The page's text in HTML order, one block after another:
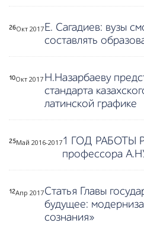
08.12.2017
В XXVIII
турнире по
боксу
студенты
ПГПИ
заняли
места
08.12.2017
Дорогу
идеям! В
ПГПИ
прошел
Demo Day
08.12.2017
С 4 по 8
для
студентов и
преподавателей
ПГПИ
проводят
отечественные
эксперты
08.12.2017
Программа
жаңғыру» в
действии
26Окт 2017 Е. Сагадиев: вузы
составлять
10Окт 2017 Н.Назарбаеву
стандарта
латинской графике
25Май 2016-20171 ГОД РАБОТЫ
профессора
12Апр 2017Статья Главы
будущее:
сознания»